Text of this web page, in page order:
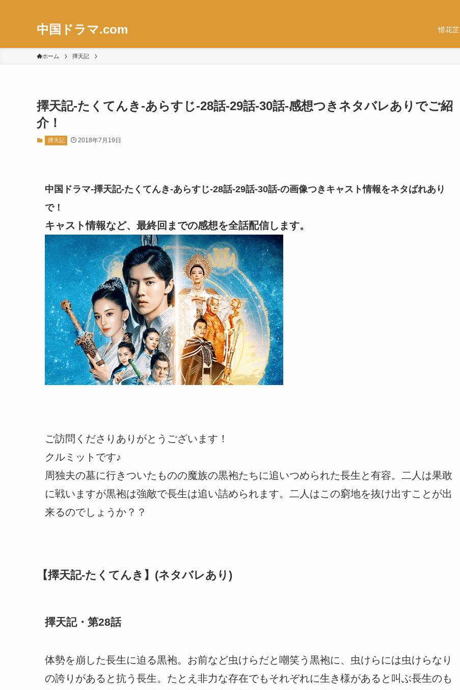
中国ドラマ.com 惜花芷
ホーム 擇天記
擇天記-たくてんき-あらすじ-28話-29話-30話-感想つきネタバレありでご紹
介！
擇天記 2018年7月19日
中国ドラマ-擇天記-たくてんき-あらすじ-28話-29話-30話-の画像つきキャスト情報をネタばれあり
で！
キャスト情報など、最終回までの感想を全話配信します。
ご訪問くださりありがとうございます！
クルミットです♪
周独夫の墓に行きついたものの魔族の黒袍たちに追いつめられた長生と有容。二人は果敢
に戦いますが黒袍は強敵で長生は追い詰められます。二人はこの窮地を抜け出すことが出
来るのでしょうか？？
【擇天記-たくてんき】(ネタバレあり)
擇天記・第28話
体勢を崩した長生に迫る黒袍。お前など虫けらだと嘲笑う黒袍に、虫けらには虫けらなり
の誇りがあると抗う長生。たとえ非力な存在でもそれぞれに生き様があると叫ぶ長生のも